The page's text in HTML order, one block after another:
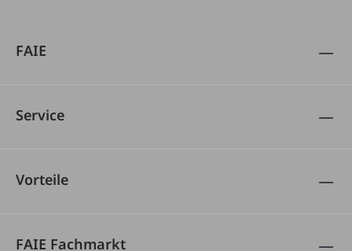
FAIE
Service
Vorteile
FAIE Fachmarkt